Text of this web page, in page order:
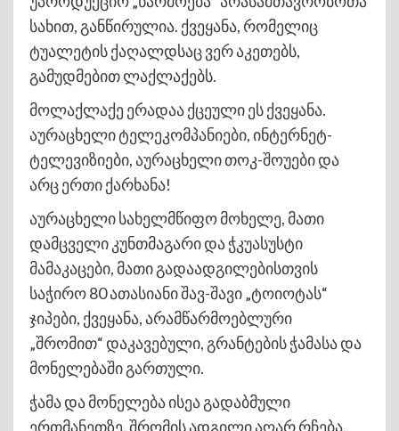
სახით, განწირულია. ქვეყანა, რომელიც
ტუალეტის ქაღალდსაც ვერ აკეთებს,
გამუდმებით ლაქლაქებს.
მოლაქლაქე ერადაა ქცეული ეს ქვეყანა.
აურაცხელი ტელეკომპანიები, ინტერნეტ-
ტელევიზიები, აურაცხელი თოკ-შოუები და
არც ერთი ქარხანა!
აურაცხელი სახელმწიფო მოხელე, მათი
დამცველი კუნთმაგარი და ჭკუასუსტი
მამაკაცები, მათი გადაადგილებისთვის
საჭირო 80 ათასიანი შავ-შავი „ტოიოტას“
ჯიპები, ქვეყანა, არამწარმოებლური
„შრომით“ დაკავებული, გრანტების ჭამასა და
მონელებაში გართული.
ჭამა და მონელება ისეა გადაბმული
ერთმანეთზე, შრომის ადგილი აღარ რჩება.